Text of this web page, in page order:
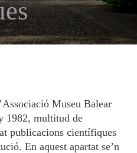
Museu Balear
1982, multitud de
publicacions científiques
En aquest apartat se’n